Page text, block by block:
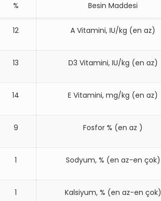
% Besin Maddesi
12 A Vitamini, IU/kg (en az)
13 D3 Vitamini, IU/kg (en az)
14 E Vitamini, mg/kg (en az)
9 Fosfor % (en az )
1 Sodyum, % (en az-en çok)
1 Kalsiyum, % (en az-en çok)